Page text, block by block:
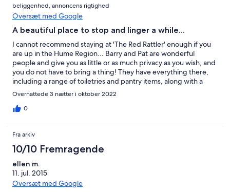
beliggenhed, annoncens rigtighed
Oversæt med Google
A beautiful place to stop and linger a while...
I cannot recommend staying at 'The Red Rattler' enough if you
are up in the Hume Region... Barry and Pat are wonderful
people and give you as little or as much privacy as you wish, and
you do not have to bring a thing! They have everything there,
including a range of toiletries and pantry items, along with a
continental breakfast included in the price... and the nightly rate
a lovely place to rest and recuperate with lots to see in the area.
some time away, and perfect for two couples with the extra
room that has its own private access (additional cost involved,
but great for what you get). A unique experience. Thank you!
Overnattede 3 nætter i oktober 2022
0
Fra arkiv
10/10 Fremragende
ellen m.
11. jul. 2015
Oversæt med Google